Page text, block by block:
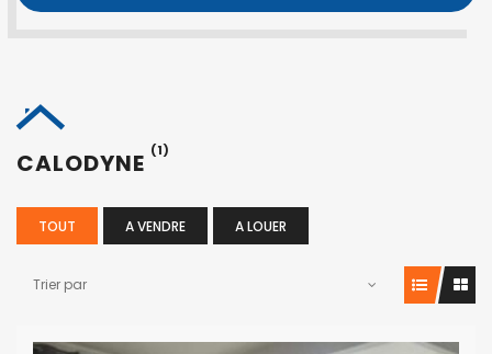
CALODYNE (1)
TOUT A VENDRE A LOUER
Trier par